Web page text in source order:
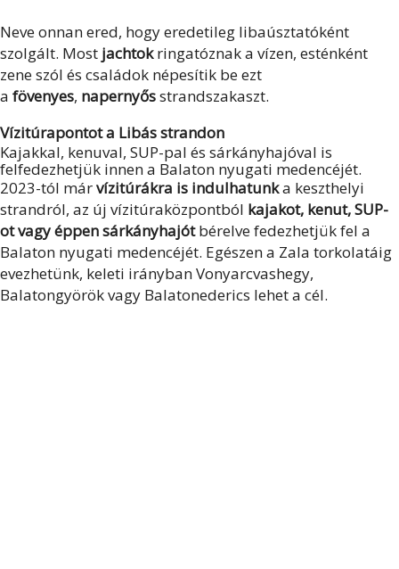
Neve onnan ered, hogy eredetileg libaúsztatóként
szolgált. Most jachtokringatóznak a vízen, esténként
zene szól és családok népesítik be ezt
a fövenyes, napernyősstrandszakaszt.
Vízitúrapontot a Libás strandon
Kajakkal, kenuval, SUP-pal és sárkányhajóval is
felfedezhetjük innen a Balaton nyugati medencéjét.
2023-tól márvízitúrákra is indulhatunka keszthelyi
strandról, az új vízitúraközpontból kajakot, kenut, SUP-
ot vagy éppen sárkányhajótbérelve fedezhetjük fel a
Balaton nyugati medencéjét. Egészen a Zala torkolatáig
evezhetünk, keleti irányban Vonyarcvashegy,
Balatongyörök vagy Balatonederics lehet a cél.